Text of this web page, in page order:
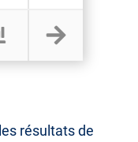
résultats de